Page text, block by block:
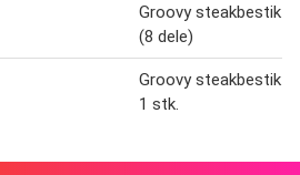
Groovy steakbestik
(8 dele)
Groovy steakbestik
1 stk.